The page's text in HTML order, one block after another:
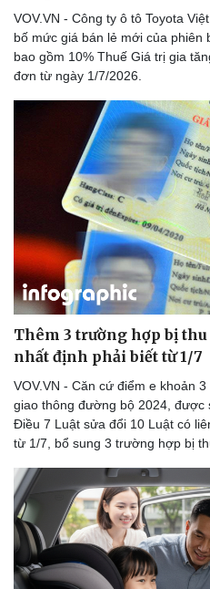
Dinh dưỡng - món ngon
Cây thuốc
Sản phụ khoa
Nhi khoa
Nam khoa
Làm đẹp - giảm cân
Phòng mạch online
Ăn sạch sống khỏe
VOV.VN - Công ty ô tô Toyota
bố mức giá bán lẻ mới của phiên
bao gồm 10% Thuế Giá trị gia
đơn từ ngày 1/7/2026.
Thêm 3 trường hợp bị
nhất định phải biết từ 1/7
VOV.VN - Căn cứ điểm e khoản
giao thông đường bộ 2024, được
Điều 7 Luật sửa đổi 10 Luật có
từ 1/7, bổ sung 3 trường hợp bị